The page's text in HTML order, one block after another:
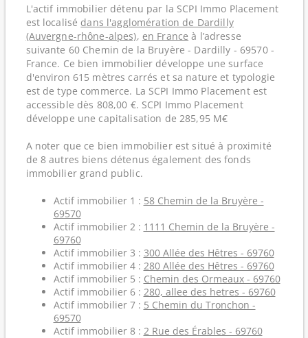
L'actif immobilier détenu par la SCPI Immo Placement
est localisé dans l'agglomération de Dardilly
(Auvergne-rhône-alpes), en France à l’adresse
suivante 60 Chemin de la Bruyère - Dardilly - 69570 -
France. Ce bien immobilier développe une surface
d'environ 615 mètres carrés et sa nature et typologie
est de type commerce. La SCPI Immo Placement est
accessible dès 808,00 €. SCPI Immo Placement
développe une capitalisation de 285,95 M€
A noter que ce bien immobilier est situé à proximité
de 8 autres biens détenus également des fonds
immobilier grand public.
Actif immobilier 1 : 58 Chemin de la Bruyère -
69570
Actif immobilier 2 : 1111 Chemin de la Bruyère -
69760
Actif immobilier 3 : 300 Allée des Hêtres - 69760
Actif immobilier 4 : 280 Allée des Hêtres - 69760
Actif immobilier 5 : Chemin des Ormeaux - 69760
Actif immobilier 6 : 280, allee des hetres - 69760
Actif immobilier 7 : 5 Chemin du Tronchon -
69570
Actif immobilier 8 : 2 Rue des Érables - 69760